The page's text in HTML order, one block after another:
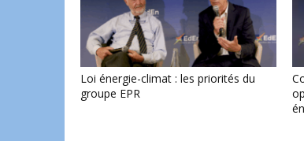
Loi énergie-climat : les priorités du
groupe EPR